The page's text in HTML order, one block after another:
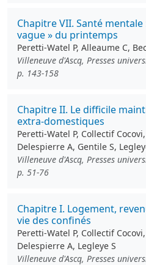
Chapitre VII. Santé mentale
vague » du printemps
Peretti-Watel P, Alleaume C,
Villeneuve d'Ascq, Presses
p. 143-158
Chapitre II. Le difficile
extra-domestiques
Peretti-Watel P, Collectif
Delespierre A, Gentile S,
Villeneuve d'Ascq, Presses
p. 51-76
Chapitre I. Logement,
vie des confinés
Peretti-Watel P, Collectif
Delespierre A, Legleye S
Villeneuve d'Ascq, Presses